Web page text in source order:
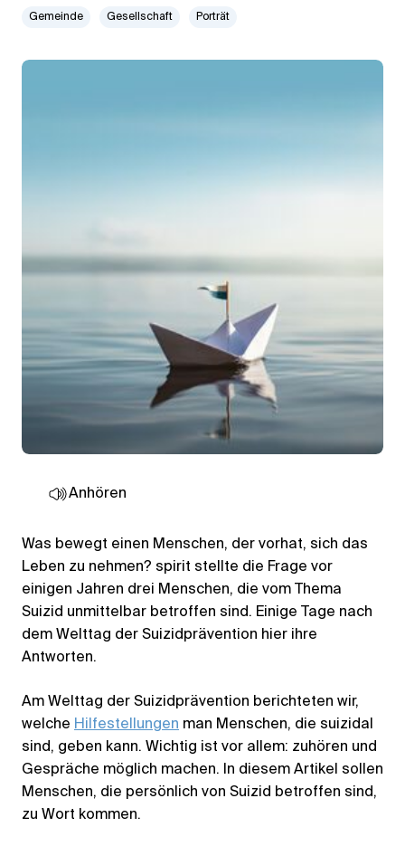
Gemeinde Gesellschaft Porträt
Anhören
Was bewegt einen Menschen, der vorhat, sich das
Leben zu nehmen? spirit stellte die Frage vor
einigen Jahren drei Menschen, die vom Thema
Suizid unmittelbar betroffen sind. Einige Tage nach
dem Welttag der Suizidprävention hier ihre
Antworten.
Am Welttag der Suizidprävention berichteten wir,
welche Hilfestellungen man Menschen, die suizidal
sind, geben kann. Wichtig ist vor allem: zuhören und
Gespräche möglich machen. In diesem Artikel sollen
Menschen, die persönlich von Suizid betroffen sind,
zu Wort kommen.